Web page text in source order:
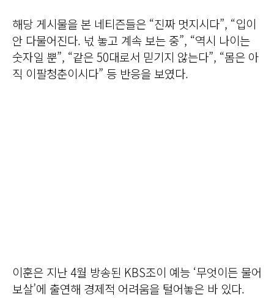
해당 게시물을 본 네티즌들은 “진짜 멋지시다”, “입이
안 다물어진다. 넋 놓고 계속 보는 중”, “역시 나이는
숫자일 뿐”, “같은 50대로서 믿기지 않는다”, “몸은 아
직 이팔청춘이시다” 등 반응을 보였다.
이훈은 지난 4월 방송된 KBS조이 예능 ‘무엇이든 물어
보살’에 출연해 경제적 어려움을 털어놓은 바 있다.